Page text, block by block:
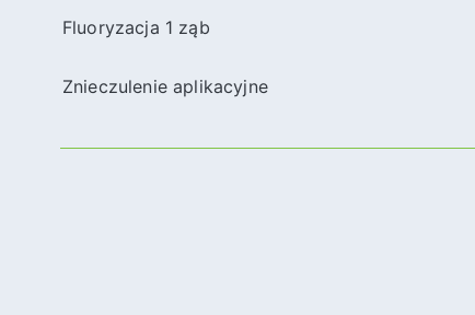
Fluoryzacja 1 ząb
Znieczulenie aplikacyjne